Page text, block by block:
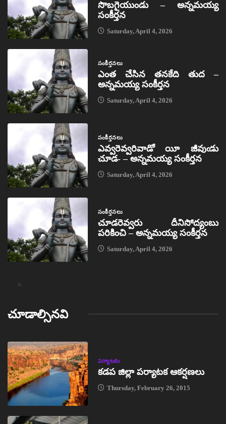
సొబగైయుండు – అన్నమయ్య
సంకీర్తన
Saturday, April 4, 2026
సంకీర్తనలు
ఎంత చేసిన తనకేది తుద –
అన్నమయ్య సంకీర్తన
Saturday, April 4, 2026
సంకీర్తనలు
ఎవ్వరెవ్వరివాడో యీ జీవుఁడు
చూడ- – అన్నమయ్య సంకీర్తన
Saturday, April 4, 2026
సంకీర్తనలు
చూడరెవ్వరు దీనిసోద్యంబు
పరికించి – అన్నమయ్య సంకీర్తన
Saturday, April 4, 2026
చూడాల్సినవి
పర్యాటకం
కడప జిల్లా పర్యాటక ఆకర్షణలు
Thursday, February 26, 2015